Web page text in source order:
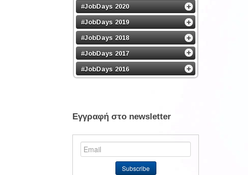
#JobDays 2020
#JobDays 2019
#JobDays 2018
#JobDays 2017
#JobDays 2016
Εγγραφή στο newsletter